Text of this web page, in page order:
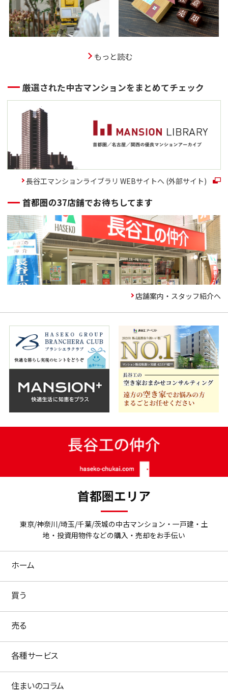
もっと読む
厳選された中古マンションをまとめてチェック
長谷工マンションライブラリ WEBサイトへ (外部サイト)
首都圏の37店舗でお待ちしてます
店舗案内・スタッフ紹介へ
首都圏エリア
東京/神奈川/埼玉/千葉/茨城の中古マンション・一戸建・土
地・投資用物件などの購入・売却をお手伝い
ホーム
買う
売る
各種サービス
住まいのコラム